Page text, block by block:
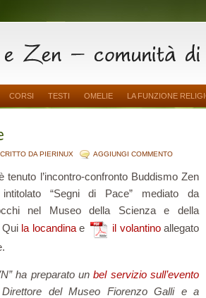
CORSI TESTI OMELIE LA FUNZIONE
DA PIERINUX AGGIUNGI COMMENTO
tenuto l’incontro-confronto Buddismo Zen
“Segni di Pace” mediato da
nel Museo della Scienza e della
Qui la locandinae il volantinoallegato
ha preparato unbel servizio sull’evento
del Museo Fiorenzo Galli e a